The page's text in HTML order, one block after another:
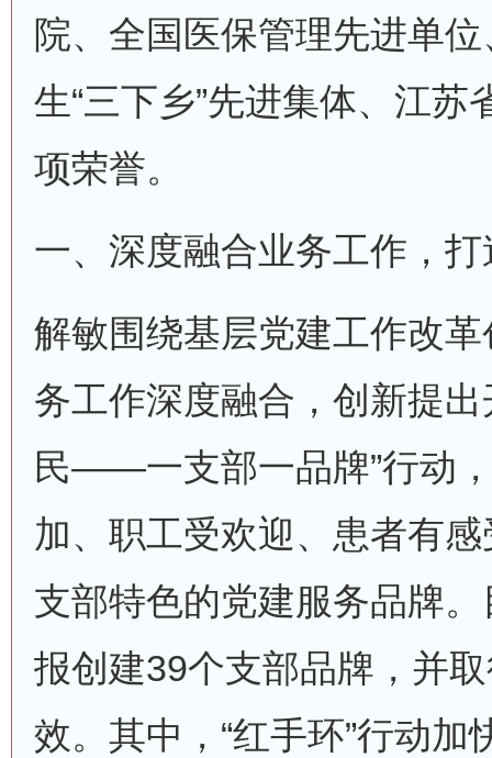
院、全国医保管理先进单
生“三下乡”先进集体、江苏
项荣誉。
一、深度融合业务工作，
解敏围绕基层党建工作改
务工作深度融合，创新提
民——一支部一品牌”行动
加、职工受欢迎、患者有
支部特色的党建服务品牌
报创建39个支部品牌，并
效。其中，“红手环”行动加